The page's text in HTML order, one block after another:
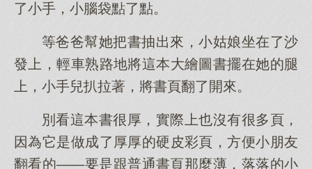
了小手，小腦袋點了點。
等爸爸幫她把書抽出來，小姑娘坐在了沙
發上，輕車熟路地將這本大繪圖書擺在她的腿
上，小手兒扒拉著，將書頁翻了開來。
別看這本書很厚，實際上也沒有很多頁，
因為它是做成了厚厚的硬皮彩頁，方便小朋友
翻看的——要是跟普通書頁那麼薄，落落的小